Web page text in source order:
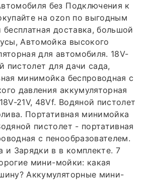
без Подключения к
на ozon по выгодным
доставка, большой
Автомойка высокого
для автомобиля. 18V-
пистолет для дачи сада,
минимойка беспроводная с
давления аккумуляторная
21V, 48Vf. Водяной пистолет
Портативная минимойка
пистолет - портативная
с пенообразователем.
и Зарядки в в комплекте. 7
мини-мойки: какая
Аккумуляторные мини-